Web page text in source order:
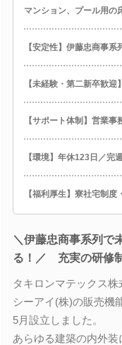
マンション、プール用の
【安定性】伊藤忠商事
【未経験・第二新卒歓
【サポート体制】営業
【環境】年休123日／完
【福利厚生】寮社宅制
＼伊藤忠商事系列で
る！／ 充実の研修
タキロンマテックス
シーアイ(株)の販売機
5月設立しました。
あらゆる建築の内外